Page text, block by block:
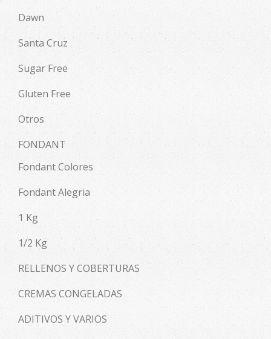
Dawn
Santa Cruz
Sugar Free
Gluten Free
Otros
FONDANT
Fondant Colores
Fondant Alegria
1 Kg
1/2 Kg
RELLENOS Y COBERTURAS
CREMAS CONGELADAS
ADITIVOS Y VARIOS